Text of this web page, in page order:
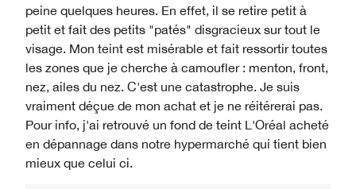
peine quelques heures. En effet, il se retire petit à
petit et fait des petits "patés" disgracieux sur tout le
visage. Mon teint est misérable et fait ressortir toutes
les zones que je cherche à camoufler : menton, front,
nez, ailes du nez. C'est une catastrophe. Je suis
vraiment déçue de mon achat et je ne réitérerai pas.
Pour info, j'ai retrouvé un fond de teint L'Oréal acheté
en dépannage dans notre hypermarché qui tient bien
mieux que celui ci.